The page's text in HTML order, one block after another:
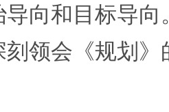
向和目标导
领会《规划